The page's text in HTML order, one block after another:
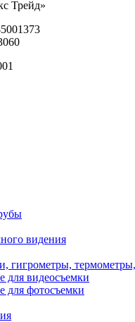
Трейд»
видения
гигрометры,
для видеосъемки
для фотосъемки